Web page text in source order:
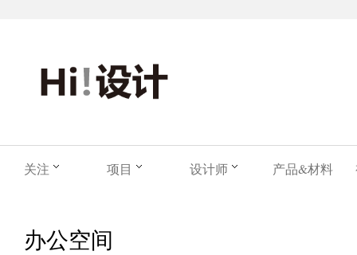
关注 项目 设计师 产品&材料
办公空间